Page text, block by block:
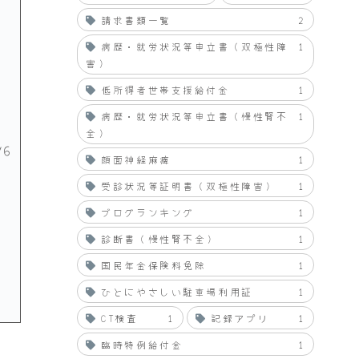
請求書類一覧
2
病歴・就労状況等申立書（双極性障
害）
1
低所得者世帯支援給付金
1
病歴・就労状況等申立書（慢性腎不
全）
1
顔面神経麻痺
1
受診状況等証明書（双極性障害）
1
ブログランキング
1
診断書（慢性腎不全）
1
国民年金保険料免除
1
ひとにやさしい駐車場利用証
1
CT検査
1 記録アプリ
1
臨時特例給付金
1